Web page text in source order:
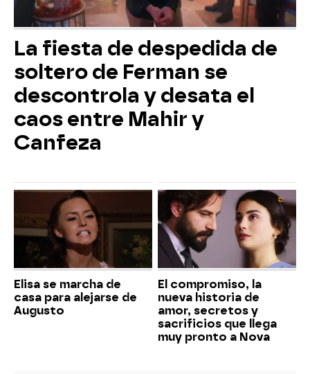
La fiesta de despedida de
soltero de Ferman se
descontrola y desata el
caos entre Mahir y
Canfeza
Elisa se marcha de
casa para alejarse de
Augusto
El compromiso, la
nueva historia de
amor, secretos y
sacrificios que llega
muy pronto a Nova